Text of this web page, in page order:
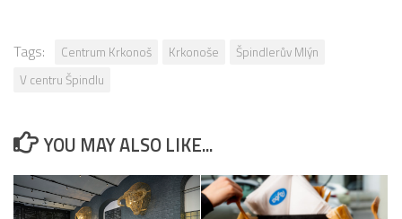
Tags: Centrum Krkonoš Krkonoše
Špindlerův Mlýn
V centru Špindlu
YOU MAY ALSO LIKE...